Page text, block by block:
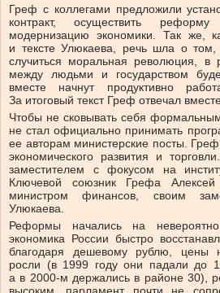
Греф с коллегами предложили
контракт, осуществить
модернизацию экономики. Так же,
и тексте Улюкаева, речь шла о
случиться моральная революция, в
между людьми и государством
вместе начнут продуктивно
За итоговый текст Греф отвечал
Чтобы не сковывать себя
не стал официально принимать
ее авторам министерские посты.
экономического развития и
заместителем с фокусом на
Ключевой союзник Грефа
министром финансов, своим
Улюкаева.
Реформы начались на
экономика России быстро
благодаря дешевому рублю, цены
росли (в 1999 году они падали до
а в 2000-м держались в районе 30),